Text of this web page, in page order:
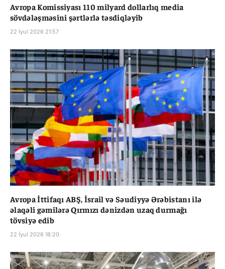
Avropa Komissiyası 110 milyard dollarlıq media
sövdələşməsini şərtlərlə təsdiqləyib
22 İyul 2026 21:57
Avropa İttifaqı ABŞ, İsrail və Səudiyyə Ərəbistanı ilə
əlaqəli gəmilərə Qırmızı dənizdən uzaq durmağı
tövsiyə edib
22 İyul 2026 18:20